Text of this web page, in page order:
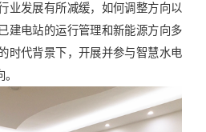
业发展有所减缓，如何调整方向以
建电站的运行管理和新能源方向多
时代背景下，开展并参与智慧水电